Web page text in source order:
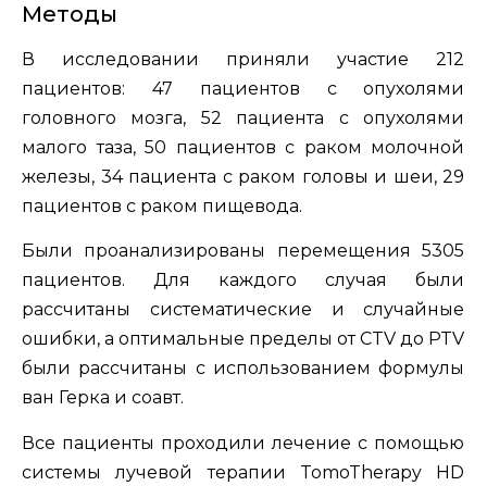
Методы
В исследовании приняли участие 212
пациентов: 47 пациентов с опухолями
головного мозга, 52 пациента с опухолями
малого таза, 50 пациентов с раком молочной
железы, 34 пациента с раком головы и шеи, 29
пациентов с раком пищевода.
Были проанализированы перемещения 5305
пациентов. Для каждого случая были
рассчитаны систематические и случайные
ошибки, а оптимальные пределы от CTV до PTV
были рассчитаны с использованием формулы
ван Герка и соавт.
Все пациенты проходили лечение с помощью
системы лучевой терапии TomoTherapy HD